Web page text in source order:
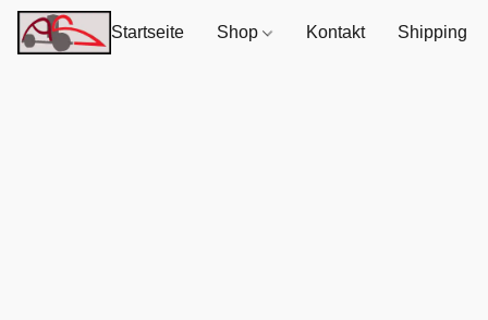
Startseite Shop Kontakt Shipping